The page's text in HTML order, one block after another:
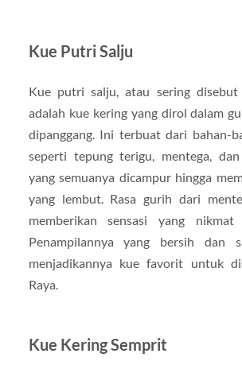
Kue Putri Salju
Kue putri salju, atau sering
adalah kue kering yang dirol dalam
dipanggang. Ini terbuat dari bahan-
seperti tepung terigu, mentega,
yang semuanya dicampur hingga
yang lembut. Rasa gurih dari
memberikan sensasi yang nikmat
Penampilannya yang bersih dan
menjadikannya kue favorit untuk
Raya.
Kue Kering Semprit